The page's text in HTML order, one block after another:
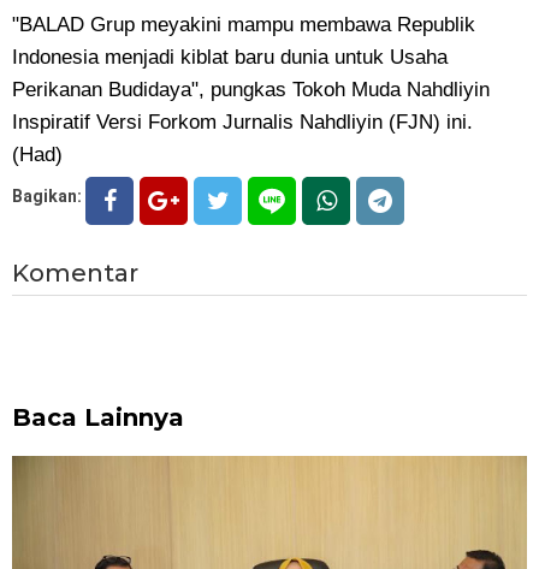
"BALAD Grup meyakini mampu membawa Republik
Indonesia menjadi kiblat baru dunia untuk Usaha
Perikanan Budidaya", pungkas Tokoh Muda Nahdliyin
Inspiratif Versi Forkom Jurnalis Nahdliyin (FJN) ini.
(Had)
Bagikan:
Komentar
Baca Lainnya